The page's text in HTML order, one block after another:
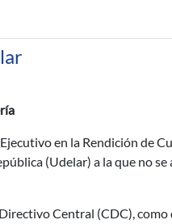
en la Rendición de
(Udelar) a la que no
Central (CDC), como